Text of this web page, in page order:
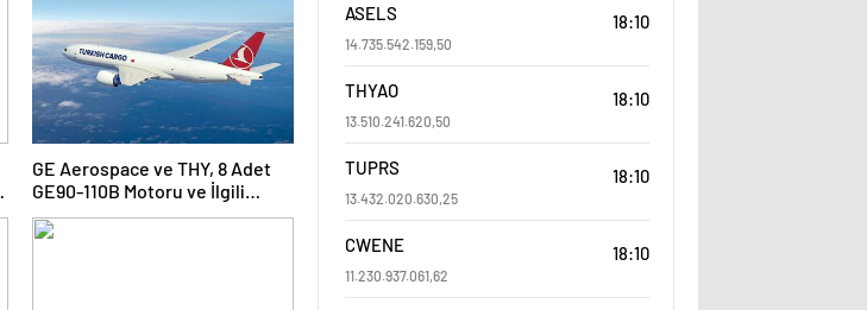
GE Aerospace ve THY, 8 Adet
GE90-110B Motoru ve İlgili
Hizmetleri Anlaşma İmzaladı
ASELS
14.735.542.159,50
18:10
THYAO
13.510.241.620,50
18:10
TUPRS
13.432.020.630,25
18:10
CWENE
11.230.937.061,62
18:10